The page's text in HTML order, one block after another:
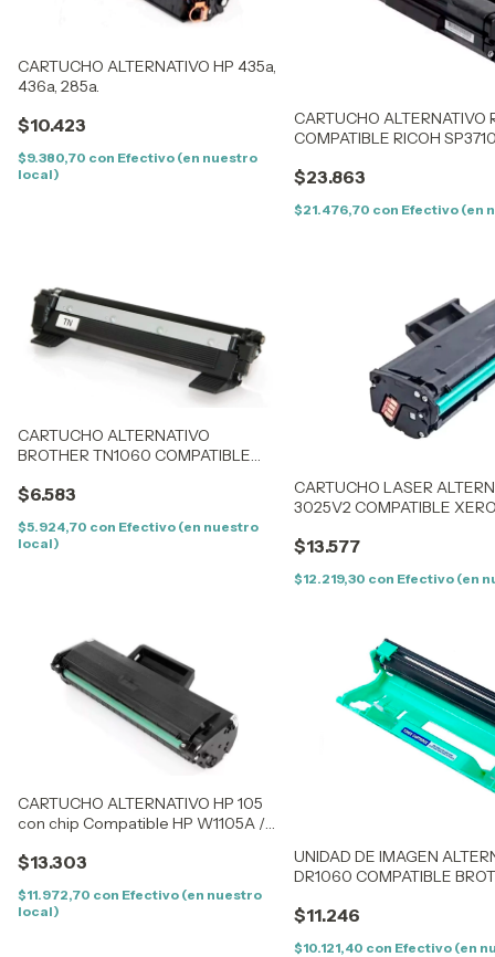
CARTUCHO ALTERNATIVO HP 435a,
436a, 285a.
$10.423
$9.380,70 con Efectivo (en nuestro
local)
CARTUCHO ALTERNATIVO
COMPATIBLE RICOH
$23.863
$21.476,70 con Efectivo (en
CARTUCHO ALTERNATIVO
BROTHER TN1060 COMPATIBLE
TN1000/1030/1050/1060/1070/1075
$6.583
$5.924,70 con Efectivo (en nuestro
local)
CARTUCHO LASER
3025V2 COMPATIBLE
$13.577
$12.219,30 con Efectivo (en
CARTUCHO ALTERNATIVO HP 105
con chip Compatible HP W1105A /
$13.303
$11.972,70 con Efectivo (en nuestro
local)
UNIDAD DE IMAGEN
DR1060 COMPATIBLE
$11.246
$10.121,40 con Efectivo (en